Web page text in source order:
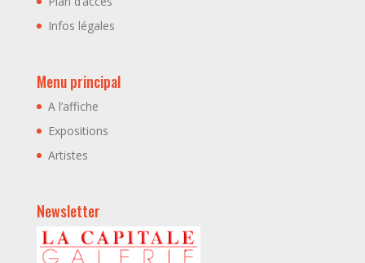
Infos légales
Menu principal
A l’affiche
Expositions
Artistes
Newsletter